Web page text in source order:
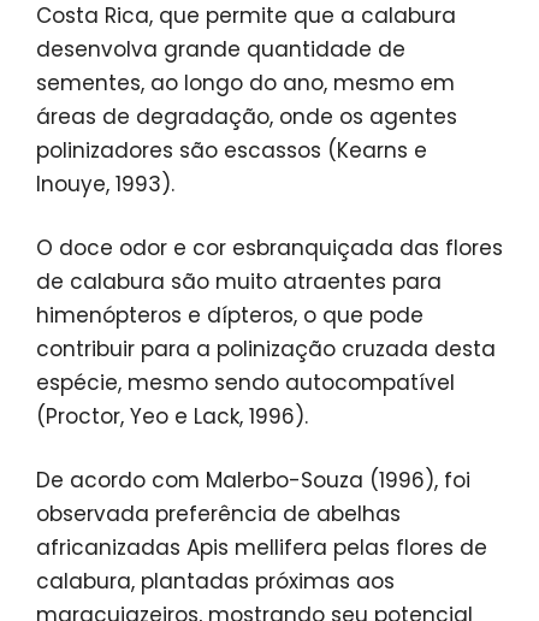
Costa Rica, que permite que a calabura
desenvolva grande quantidade de
sementes, ao longo do ano, mesmo em
áreas de degradação, onde os agentes
polinizadores são escassos (Kearns e
Inouye, 1993).
O doce odor e cor esbranquiçada das flores
de calabura são muito atraentes para
himenópteros e dípteros, o que pode
contribuir para a polinização cruzada desta
espécie, mesmo sendo autocompatível
(Proctor, Yeo e Lack, 1996).
De acordo com Malerbo-Souza (1996), foi
observada preferência de abelhas
africanizadas Apis mellifera pelas flores de
calabura, plantadas próximas aos
maracujazeiros, mostrando seu potencial